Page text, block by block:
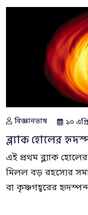
বিজ্ঞানভাষ ১০
ব্ল্যাক হোলের
এই প্রথম ব্ল্যাক
মিলল বড় রহস্যের
বা কৃষ্ণগহ্বরের